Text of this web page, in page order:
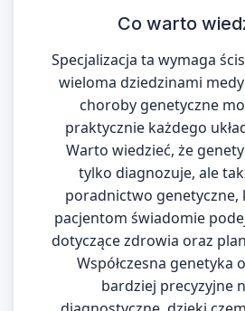
Co warto
Specjalizacja ta wymaga
wieloma dziedzinami
choroby genetyczne
praktycznie każdego
Warto wiedzieć, że
tylko diagnozuje, ale
poradnictwo genetyczne,
pacjentom świadomie
dotyczące zdrowia oraz
Współczesna genetyka
bardziej precyzyjne